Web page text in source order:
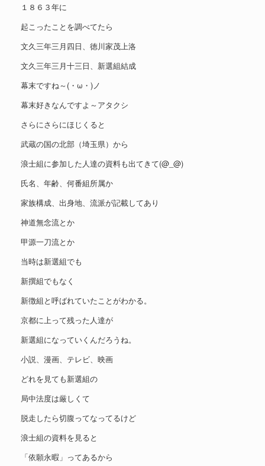
１８６３年に
起こったことを調べてたら
文久三年三月四日、徳川家茂上洛
文久三年三月十三日、新選組結成
幕末ですね～(・ω・)ノ
幕末好きなんですよ～アタクシ
さらにさらにほじくると
武蔵の国の北部（埼玉県）から
浪士組に参加した人達の資料も出てきて(@_@)
氏名、年齢、何番組所属か
家族構成、出身地、流派が記載してあり
神道無念流とか
甲源一刀流とか
当時は新選組でも
新撰組でもなく
新徴組と呼ばれていたことがわかる。
京都に上って残った人達が
新選組になっていくんだろうね。
小説、漫画、テレビ、映画
どれを見ても新選組の
局中法度は厳しくて
脱走したら切腹ってなってるけど
浪士組の資料を見ると
「依願永暇」ってあるから